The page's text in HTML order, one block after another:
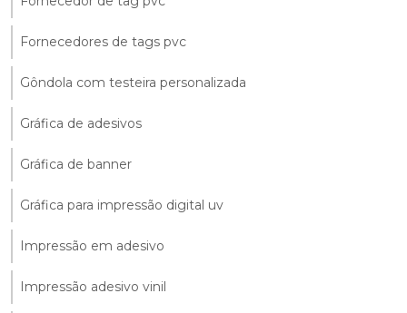
Fornecedores de tags pvc
Gôndola com testeira personalizada
Gráfica de adesivos
Gráfica de banner
Gráfica para impressão digital uv
Impressão em adesivo
Impressão adesivo vinil